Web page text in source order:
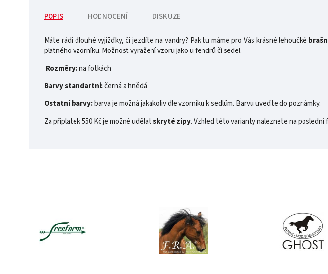
POPIS HODNOCENÍ DISKUZE
Máte rádi dlouhé vyjížďky, či jezdíte na vandry? Pak tu máme pro Vás krásné lehoučké
platného vzorníku. Možnost vyražení vzoru jako u fendrů či sedel.
Rozměry:na fotkách
Barvy standartní:černá a hnědá
Ostatní barvy:barva je možná jakákoliv dle vzorníku k sedlům. Barvu uveďte do poznámky.
Za příplatek 550 Kč je možné udělatskryté zipy. Vzhled této varianty naleznete na poslední